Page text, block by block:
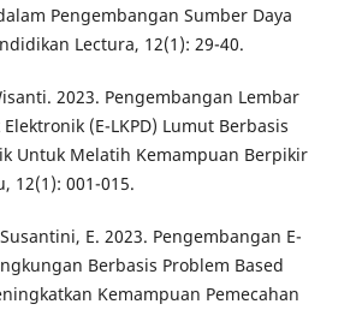
Pengembangan Sumber Daya
Lectura, 12(1): 29-40.
2023. Pengembangan Lembar
(E-LKPD) Lumut Berbasis
Untuk Melatih Kemampuan Berpikir
12(1): 001-015.
E. 2023. Pengembangan E-
Berbasis Problem Based
Kemampuan Pemecahan